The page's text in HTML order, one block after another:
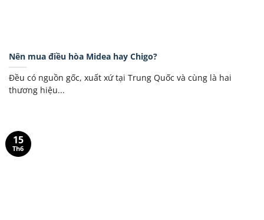
Nên mua điều hòa Midea hay Chigo?
Đều có nguồn gốc, xuất xứ tại Trung Quốc và cùng là hai
thương hiệu...
15
Th6